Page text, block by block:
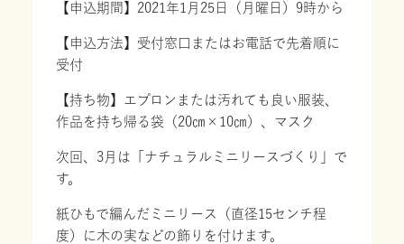
【申込期間】2021年1月25日（月曜日）9時から
【申込方法】受付窓口またはお電話で先着順に
受付
【持ち物】エプロンまたは汚れても良い服装、
作品を持ち帰る袋（20㎝×10㎝）、マスク
次回、3月は「ナチュラルミニリースづくり」で
す。
紙ひもで編んだミニリース（直径15センチ程
度）に木の実などの飾りを付けます。